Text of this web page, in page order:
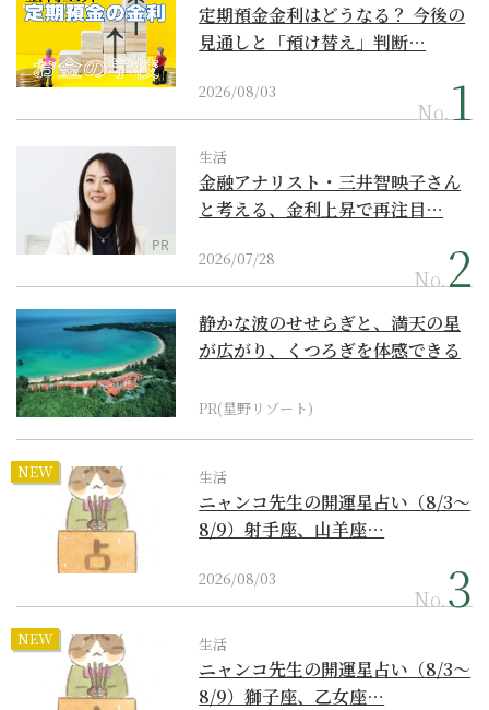
定期預金金利はどうなる？ 今後の
見通しと「預け替え」判断…
2026/08/03
No.
PR
生活
金融アナリスト・三井智映子さん
と考える、金利上昇で再注目…
2026/07/28
No.
静かな波のせせらぎと、満天の星
が広がり、くつろぎを体感できる
PR(星野リゾート)
NEW 生活
ニャンコ先生の開運星占い（8/3～
8/9）射手座、山羊座…
2026/08/03
No.
NEW 生活
ニャンコ先生の開運星占い（8/3～
8/9）獅子座、乙女座…